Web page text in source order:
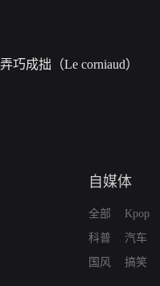
弄巧成拙（Le corniaud）
自媒体
全部
科普
国风
Kpop
汽车
搞笑